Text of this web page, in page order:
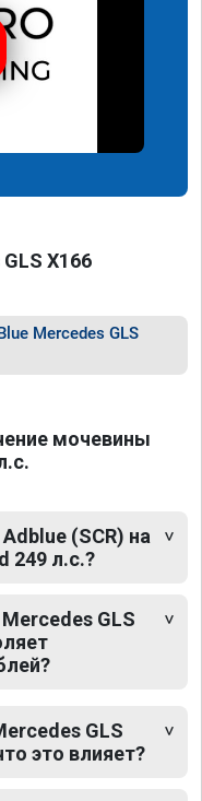
X166
Mercedes GLS
мочевины
(SCR) на
249 л.с.?
GLS
GLS
это влияет?